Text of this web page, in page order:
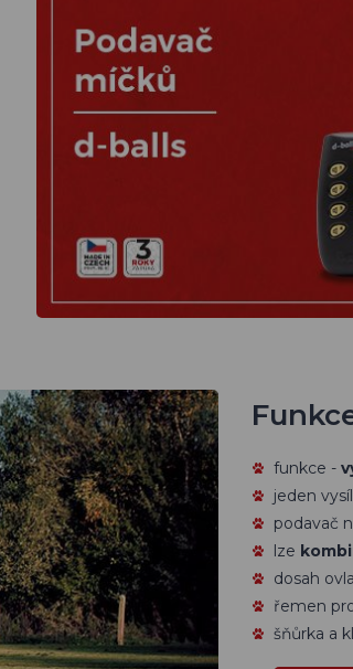
funkce -
jeden
podavač
lze
dosah
řemen
šňůrka a